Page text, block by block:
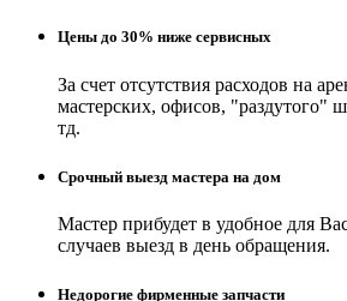
Цены до 30% ниже сервисных
За счет отсутствия расходов на
мастерских, офисов, "раздутого"
тд.
Срочный выезд мастера на дом
Мастер прибудет в удобное для
случаев выезд в день обращения.
Недорогие фирменные запчасти